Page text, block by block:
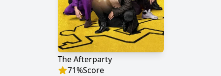
The Afterparty
71%Score